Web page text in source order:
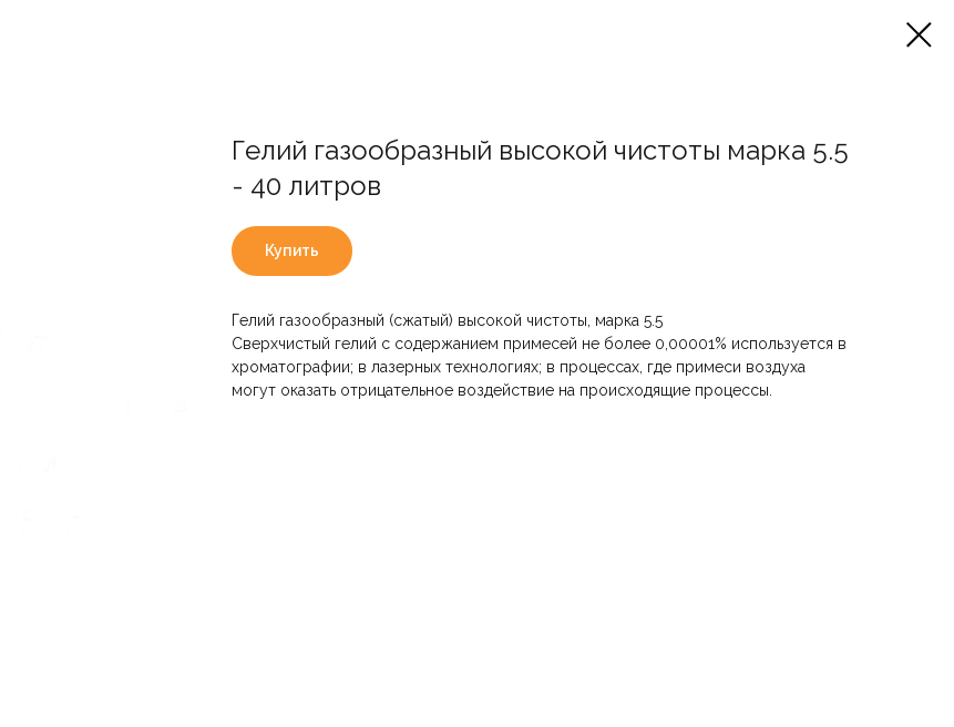
Гелий газообразный высокой чистоты марка 5.5
- 40 литров
Купить
Гелий газообразный (сжатый) высокой чистоты, марка 5.5
Сверхчистый гелий с содержанием примесей не более 0,00001% используется в
хроматографии; в лазерных технологиях; в процессах, где примеси воздуха
могут оказать отрицательное воздействие на происходящие процессы.